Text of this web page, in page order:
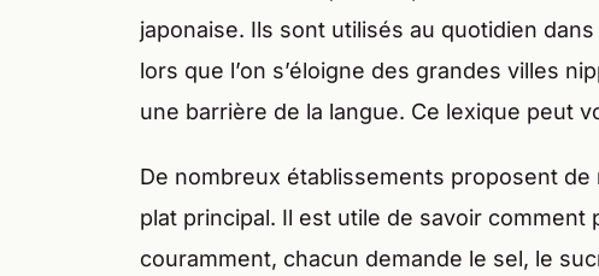
japonaise. Ils sont utilisés au quotidien
lors que l’on s’éloigne des grandes villes
une barrière de la langue. Ce lexique peut
De nombreux établissements proposent
plat principal. Il est utile de savoir
couramment, chacun demande le sel, le